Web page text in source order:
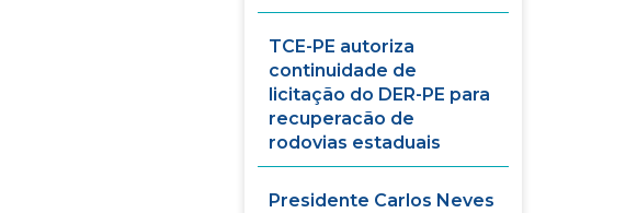
TCE-PE autoriza
continuidade de
licitação do DER-PE para
recuperacão de
rodovias estaduais
Presidente Carlos Neves